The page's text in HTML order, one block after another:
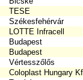
TESE
Székesfehérvár
LOTTE Infracell
Budapest
Budapest
Vértesszőlős
Coloplast Hungary